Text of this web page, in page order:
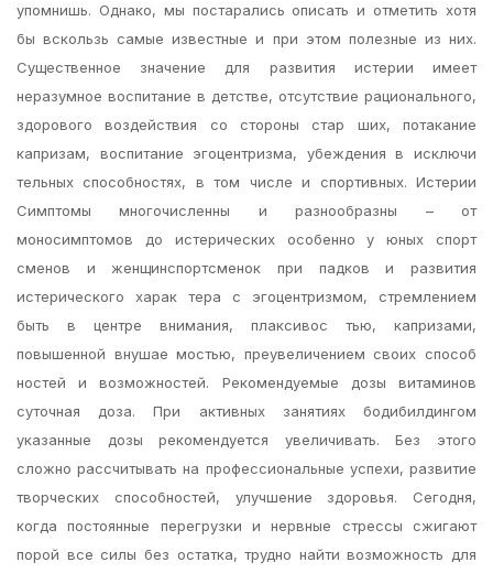
упомнишь. Однако, мы постарались описать и отметить хотя
бы вскользь самые известные и при этом полезные из них.
Существенное значение для развития истерии имеет
неразумное воспитание в детстве, отсутствие рационального,
здорового воздействия со стороны стар ших, потакание
капризам, воспитание эгоцентризма, убеждения в исключи
тельных способностях, в том числе и спортивных. Истерии
Симптомы многочисленны и разнообразны – от
моносимптомов до истерических особенно у юных спорт
сменов и женщинспортсменок при падков и развития
истерического харак тера с эгоцентризмом, стремлением
быть в центре внимания, плаксивос тью, капризами,
повышенной внушае мостью, преувеличением своих способ
ностей и возможностей. Рекомендуемые дозы витаминов
cуточная доза. При активных занятиях бодибилдингом
указанные дозы рекомендуется увеличивать. Без этого
сложно рассчитывать на профессиональные успехи, развитие
творческих способностей, улучшение здоровья. Сегодня,
когда постоянные перегрузки и нервные стрессы сжигают
порой все силы без остатка, трудно найти возможность для